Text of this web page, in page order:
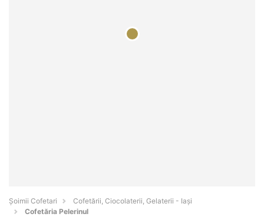
Șoimii Cofetari
Cofetării, Ciocolaterii, Gelaterii - Iaşi
Cofetăria Pelerinul